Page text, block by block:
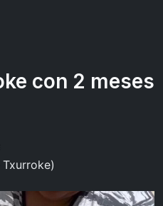
con 2 meses